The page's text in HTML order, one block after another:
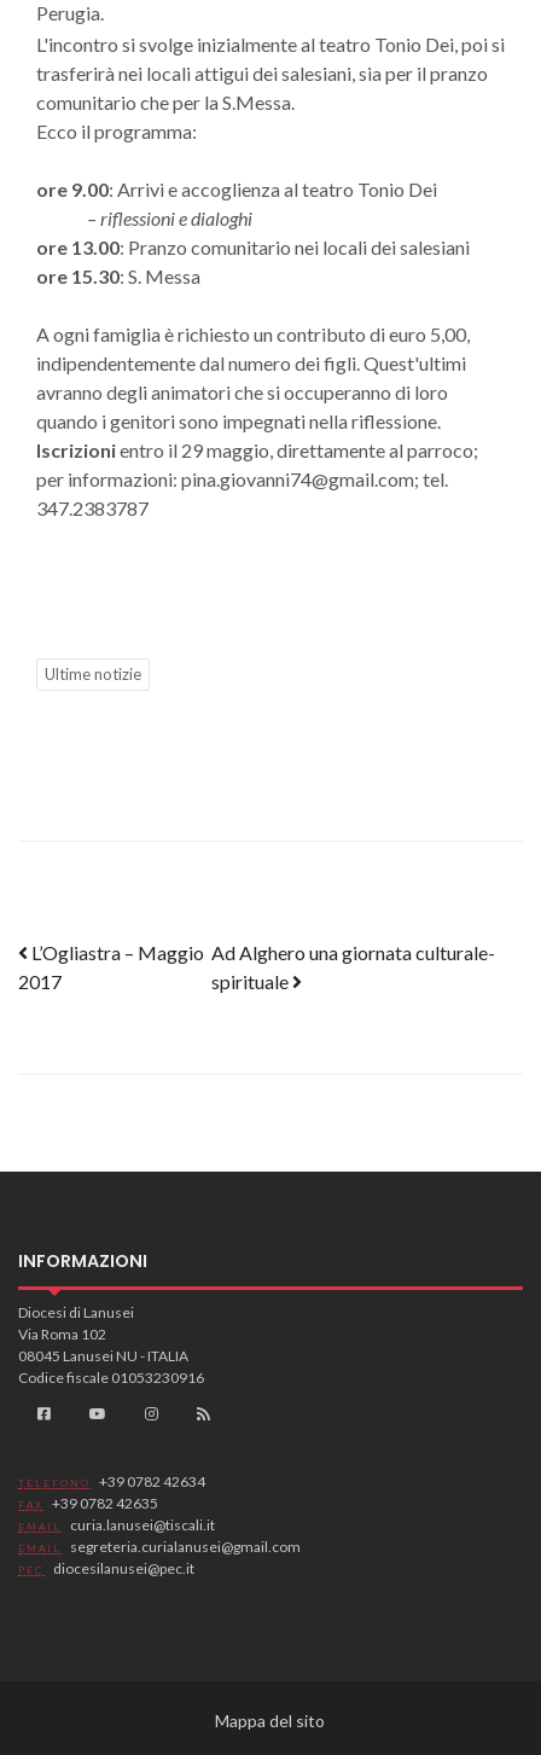
Perugia.
L'incontro si svolge inizialmente al teatro Tonio Dei, poi si
trasferirà nei locali attigui dei salesiani, sia per il pranzo
comunitario che per la S.Messa.
Ecco il programma:
ore 9.00: Arrivi e accoglienza al teatro Tonio Dei
– riflessioni e dialoghi
ore 13.00: Pranzo comunitario nei locali dei salesiani
ore 15.30: S. Messa
A ogni famiglia è richiesto un contributo di euro 5,00,
indipendentemente dal numero dei figli. Quest'ultimi
avranno degli animatori che si occuperanno di loro
quando i genitori sono impegnati nella riflessione.
Iscrizionientro il 29 maggio, direttamente al parroco;
per informazioni: pina.giovanni74@gmail.com; tel.
347.2383787
Ultime notizie
Post navigation
L’Ogliastra – Maggio
2017
Ad Alghero una giornata culturale-
spirituale
INFORMAZIONI
Diocesi di Lanusei
Via Roma 102
08045 Lanusei NU - ITALIA
Codice fiscale 01053230916
TELEFONO +39 0782 42634
FAX +39 0782 42635
EMAIL curia.lanusei@tiscali.it
EMAIL segreteria.curialanusei@gmail.com
PEC diocesilanusei@pec.it
Mappa del sito